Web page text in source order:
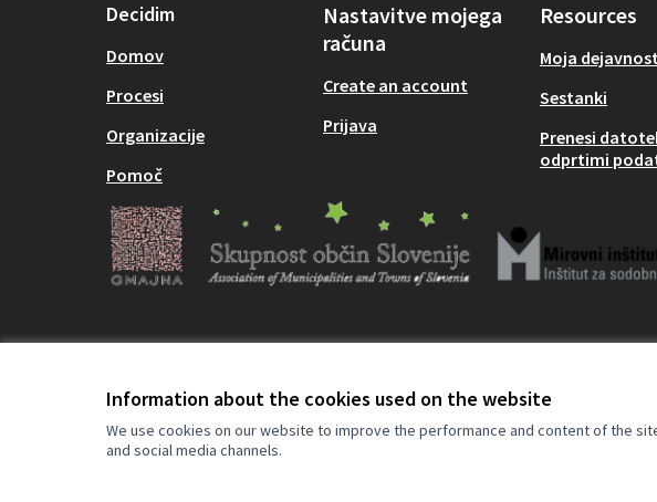
Information about the cookies used on the website
We use cookies on our website to improve the performance and content of the
and social media channels.
Decidim
Domov
Procesi
Organizacije
Pomoč
Nastavitve mojega
računa
Create an account
Prijava
Resources
Moja
Sestanki
Prenesi
odprtimi
Terms of ServiceCookie settings